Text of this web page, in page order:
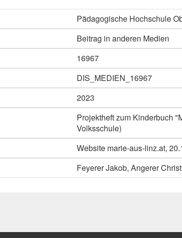
Pädagogische Hochschule
Beitrag in anderen Medien
16967
DIS_MEDIEN_16967
2023
Projektheft zum Kinderbuch
Volksschule)
Website marie-aus-linz.at,
Feyerer Jakob, Angerer